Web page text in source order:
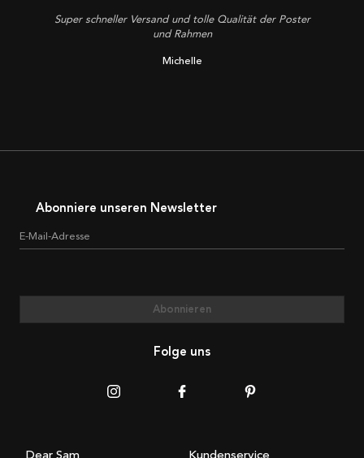
Super schneller Versand und tolle Qualität der Poster
und Rahmen
Michelle
Abonniere unseren Newsletter
E-Mail-Adresse
Abonnieren
Folge uns
Dear Sam Kundenservice